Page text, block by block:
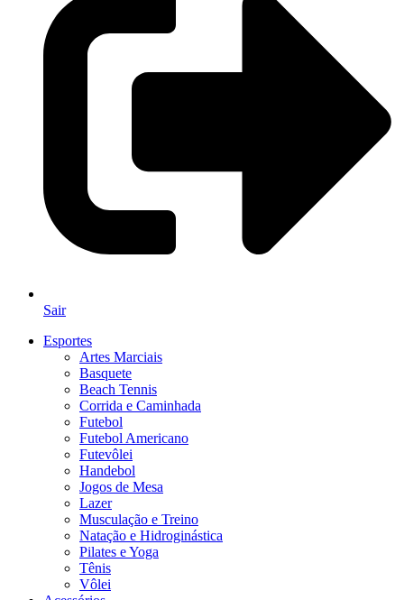
Sair
Esportes
Artes Marciais
Basquete
Beach Tennis
Corrida e Caminhada
Futebol
Futebol Americano
Futevôlei
Handebol
Jogos de Mesa
Lazer
Musculação e Treino
Natação e Hidroginástica
Pilates e Yoga
Tênis
Vôlei